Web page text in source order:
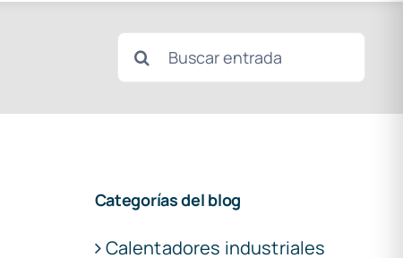
Buscar:
Categorías del blog
Calentadores industriales